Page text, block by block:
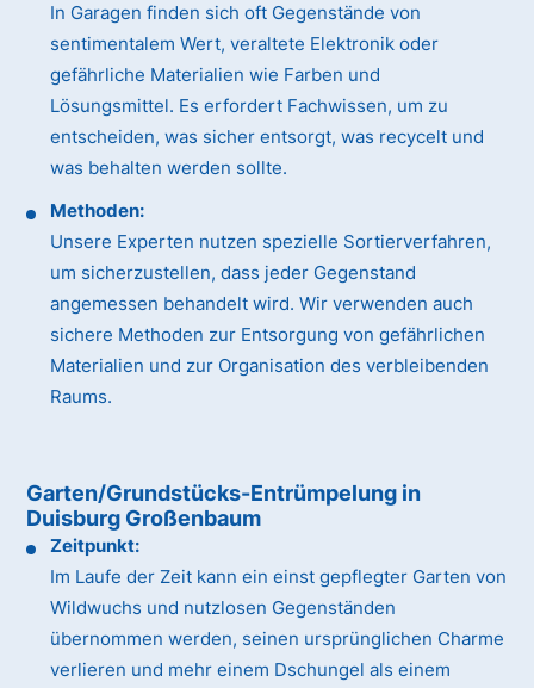
In Garagen finden sich oft Gegenstände von
sentimentalem Wert, veraltete Elektronik oder
gefährliche Materialien wie Farben und
Lösungsmittel. Es erfordert Fachwissen, um zu
entscheiden, was sicher entsorgt, was recycelt und
was behalten werden sollte.
Methoden:
Unsere Experten nutzen spezielle Sortierverfahren,
um sicherzustellen, dass jeder Gegenstand
angemessen behandelt wird. Wir verwenden auch
sichere Methoden zur Entsorgung von gefährlichen
Materialien und zur Organisation des verbleibenden
Raums.
Garten/Grundstücks-Entrümpelung in
Duisburg Großenbaum
Zeitpunkt:
Im Laufe der Zeit kann ein einst gepflegter Garten von
Wildwuchs und nutzlosen Gegenständen
übernommen werden, seinen ursprünglichen Charme
verlieren und mehr einem Dschungel als einem